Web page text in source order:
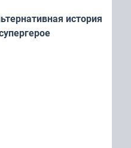
история